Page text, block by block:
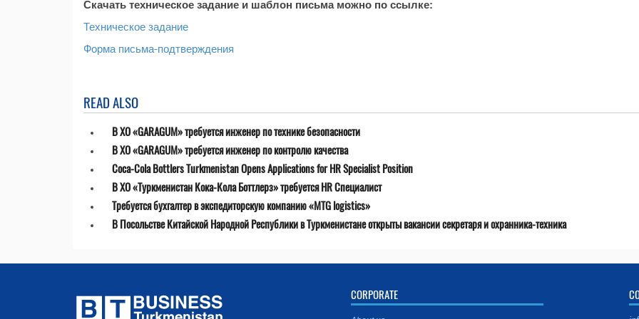
Скачать техническое задание и шаблон письма можно по ссылке:
Техническое задание
Форма письма-подтверждения
READ ALSO
В ХО «GARAGUM» требуется инженер по технике безопасности
В ХО «GARAGUM» требуется инженер по контролю качества
Coca-Cola Bottlers Turkmenistan Opens Applications for HR Specialist Position
В ХО «Туркменистан Кока-Кола Боттлерз» требуется HR Специалист
Требуется бухгалтер в экспедиторскую компанию «MTG logistics»
В Посольстве Китайской Народной Республики в Туркменистане открыты вакансии секретаря и охранника-техника
CORPORATE